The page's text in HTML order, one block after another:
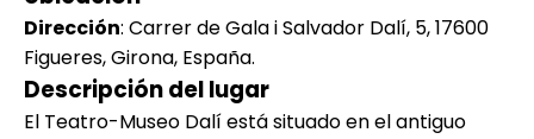
Dirección: Carrer de Gala i Salvador Dalí, 5, 17600
Figueres, Girona, España.
Descripción del lugar
El Teatro-Museo Dalí está situado en el antiguo